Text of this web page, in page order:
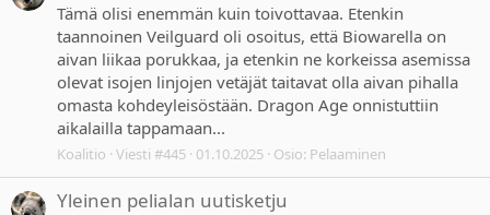
Tämä olisi enemmän kuin toivottavaa. Etenkin
taannoinen Veilguard oli osoitus, että Biowarella on
aivan liikaa porukkaa, ja etenkin ne korkeissa asemissa
olevat isojen linjojen vetäjät taitavat olla aivan pihalla
omasta kohdeyleisöstään. Dragon Age onnistuttiin
aikalailla tappamaan...
Koalitio Viesti #445 01.10.2025 Osio: Pelaaminen
Yleinen pelialan uutisketju